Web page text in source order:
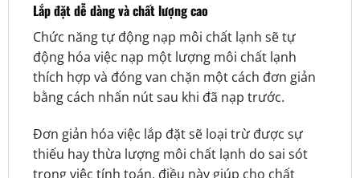
Lắp đặt dễ dàng và chất lượng cao
Chức năng tự động nạp môi chất lạnh sẽ tự
động hóa việc nạp một lượng môi chất lạnh
thích hợp và đóng van chặn một cách đơn giản
bằng cách nhấn nút sau khi đã nạp trước.
Đơn giản hóa việc lắp đặt sẽ loại trừ được sự
thiếu hay thừa lượng môi chất lạnh do sai sót
trong việc tính toán, điều này giúp cho chất